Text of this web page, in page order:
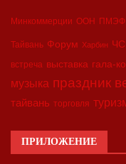
Минкоммерции ООН ПМЭФ
Тайвань Форум Харбин ЧС
встреча выставка гала-
музыка праздник
тайвань торговля
ПРИЛОЖЕНИЕ